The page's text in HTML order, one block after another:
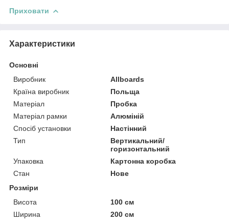
Приховати
Характеристики
Основні
Виробник
Allboards
Країна виробник
Польща
Матеріал
Пробка
Матеріал рамки
Алюміній
Спосіб установки
Настінний
Тип
Вертикальний/
горизонтальний
Упаковка
Картонна коробка
Стан
Нове
Розміри
Висота
100 см
Ширина
200 см